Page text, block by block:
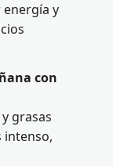
energía y
con
grasas
intenso,